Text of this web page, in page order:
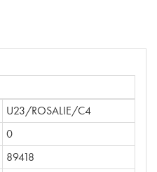
U23/ROSALIE/C4
0
89418